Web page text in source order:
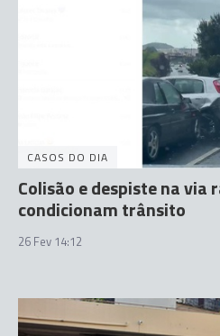
CASOS DO DIA
Colisão e despiste na via
condicionam trânsito
26 Fev 14:12